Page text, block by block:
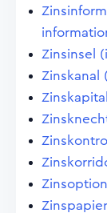
Zinsinsel
Zinskanal